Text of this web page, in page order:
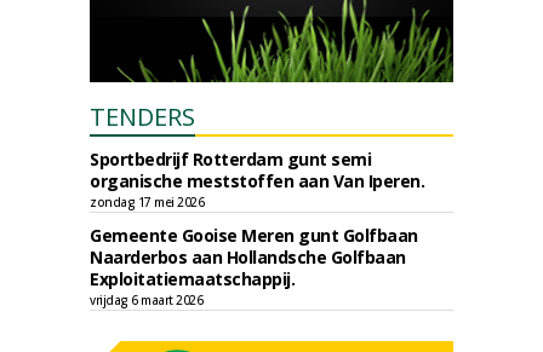
TENDERS
Sportbedrijf Rotterdam gunt semi
organische meststoffen aan Van Iperen.
zondag 17 mei 2026
Gemeente Gooise Meren gunt Golfbaan
Naarderbos aan Hollandsche Golfbaan
Exploitatiemaatschappij.
vrijdag 6 maart 2026